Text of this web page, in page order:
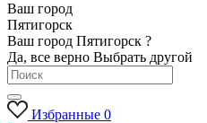
Ваш город
Пятигорск
Ваш город Пятигорск ?
Да, все верно Выбрать другой
Избранные 0